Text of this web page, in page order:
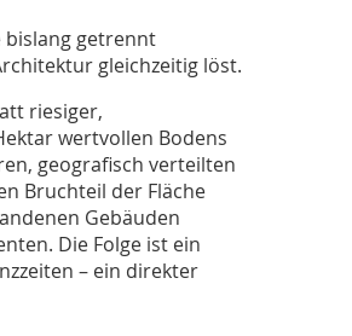
bislang getrennt
gleichzeitig löst.
riesiger,
wertvollen Bodens
geografisch verteilten
Bruchteil der Fläche
Gebäuden
Die Folge ist ein
– ein direkter